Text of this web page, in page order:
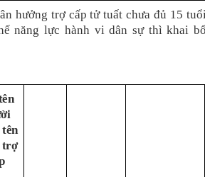
hưởng trợ cấp tử tuất chưa đủ 15
năng lực hành vi dân sự thì khai
trợ